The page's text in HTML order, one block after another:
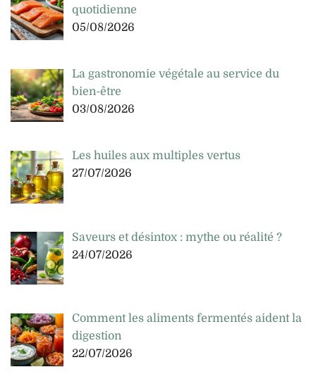
quotidienne
05/08/2026
La gastronomie végétale au service du
bien-être
03/08/2026
Les huiles aux multiples vertus
27/07/2026
Saveurs et désintox : mythe ou réalité ?
24/07/2026
Comment les aliments fermentés aident la
digestion
22/07/2026